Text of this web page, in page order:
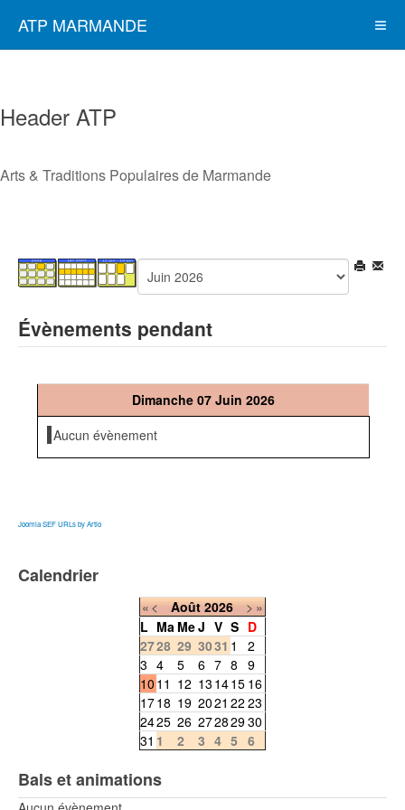
ATP MARMANDE
Header ATP
Arts & Traditions Populaires de Marmande
Évènements pendant
Dimanche 07 Juin 2026
Aucun évènement
Joomla SEF URLs by Artio
Calendrier
«< Août 2026 >»
L Ma MeJ V S D
2728 29 3031 1
2
3 4 5 6 7 8 9
10 11 12 13 1415 16
1718 19 2021 22 23
2425 26 27282930
31 1 2 3 4 5 6
Bals et animations